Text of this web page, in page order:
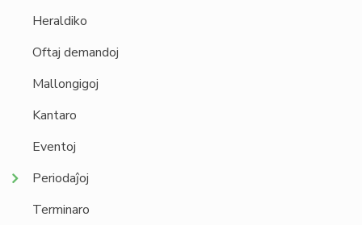
Heraldiko
Oftaj demandoj
Mallongigoj
Kantaro
Eventoj
Periodaĵoj
Terminaro